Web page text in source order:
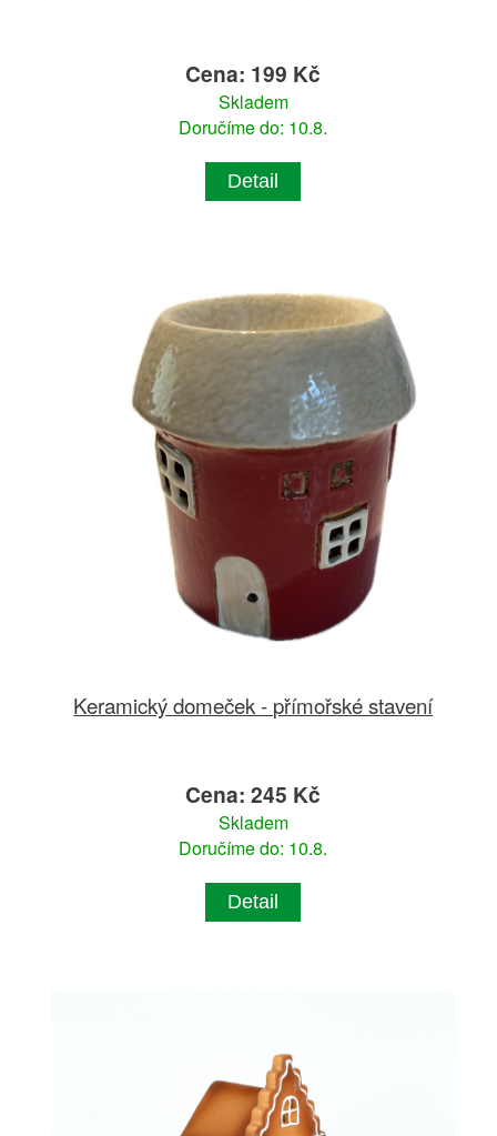
Cena: 199 Kč
Skladem
Doručíme do: 10.8.
Detail
Keramický domeček - přímořské stavení
Cena: 245 Kč
Skladem
Doručíme do: 10.8.
Detail